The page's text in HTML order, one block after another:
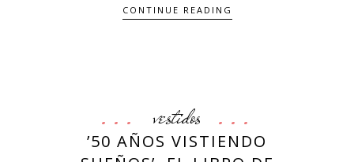
CONTINUE READING
vestidos
’50 AÑOS VISTIENDO